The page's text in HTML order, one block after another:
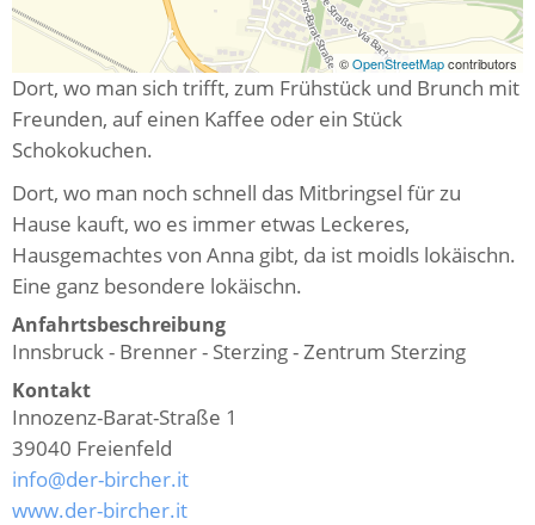
©OpenStreetMapcontributors
Dort, wo man sich trifft, zum Frühstück und Brunch mit
Freunden, auf einen Kaffee oder ein Stück
Schokokuchen.
Dort, wo man noch schnell das Mitbringsel für zu
Hause kauft, wo es immer etwas Leckeres,
Hausgemachtes von Anna gibt, da ist moidls lokäischn.
Eine ganz besondere lokäischn.
Anfahrtsbeschreibung
Innsbruck - Brenner - Sterzing - Zentrum Sterzing
Kontakt
Innozenz-Barat-Straße 1
39040 Freienfeld
info@der-bircher.it
www.der-bircher.it